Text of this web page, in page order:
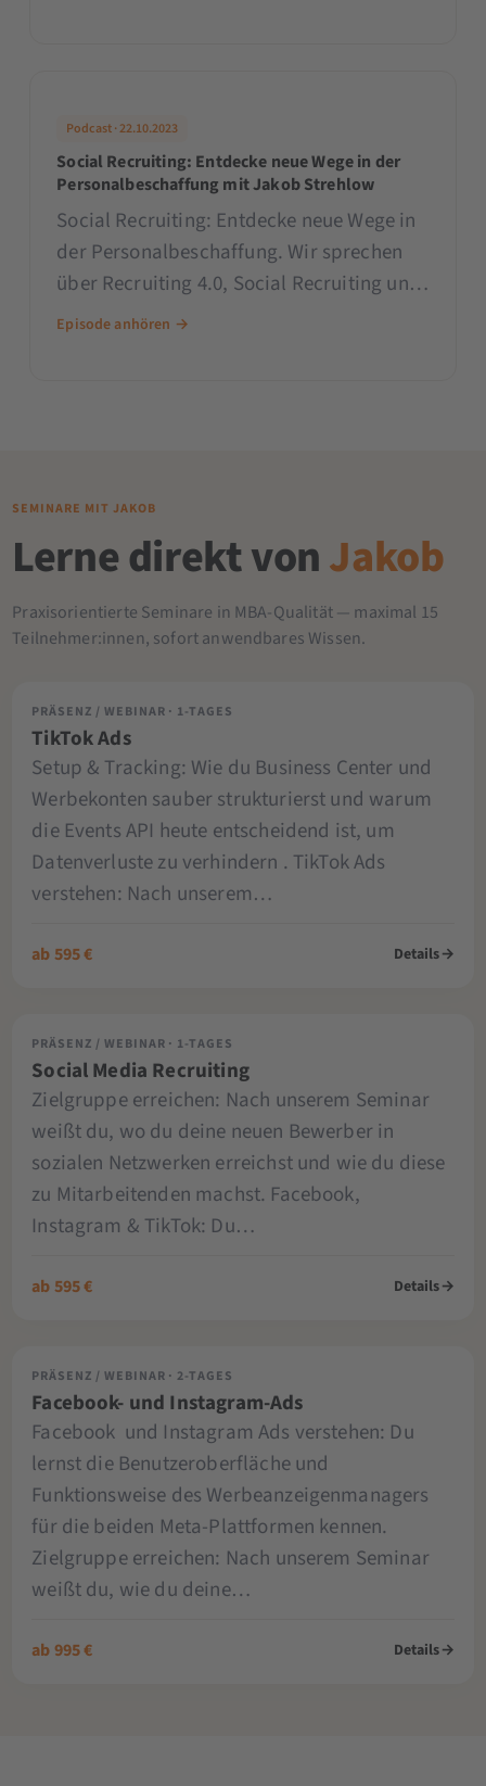
Podcast · 22.10.2023
Social Recruiting: Entdecke neue Wege in der
Personalbeschaffung mit Jakob Strehlow
Social Recruiting: Entdecke neue Wege in
der Personalbeschaffung. Wir sprechen
über Recruiting 4.0, Social Recruiting und
wie du potenzielle Mitarbeiter:innen
Episode anhören →
SEMINARE MIT JAKOB
Lerne direkt vonJakob
Praxisorientierte Seminare in MBA-Qualität — maximal 15
Teilnehmer:innen, sofort anwendbares Wissen.
PRÄSENZ / WEBINAR · 1-TAGES
TikTok Ads
Setup & Tracking: Wie du Business Center und
Werbekonten sauber strukturierst und warum
die Events API heute entscheidend ist, um
Datenverluste zu verhindern . TikTok Ads
verstehen: Nach unserem…
ab 595 € Details→
PRÄSENZ / WEBINAR · 1-TAGES
Social Media Recruiting
Zielgruppe erreichen: Nach unserem Seminar
weißt du, wo du deine neuen Bewerber in
sozialen Netzwerken erreichst und wie du diese
zu Mitarbeitenden machst. Facebook,
Instagram & TikTok: Du…
ab 595 € Details→
PRÄSENZ / WEBINAR · 2-TAGES
Facebook- und Instagram-Ads
Facebook und Instagram Ads verstehen: Du
lernst die Benutzeroberfläche und
Funktionsweise des Werbeanzeigenmanagers
für die beiden Meta-Plattformen kennen.
Zielgruppe erreichen: Nach unserem Seminar
weißt du, wie du deine…
ab 995 € Details→